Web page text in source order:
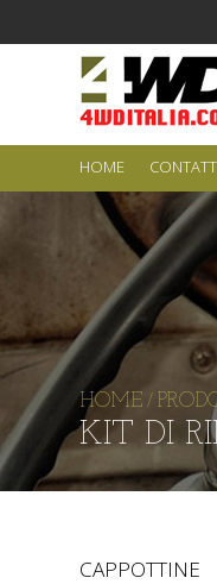
HOME
HOME /
KIT DI
CAPPOTTINE